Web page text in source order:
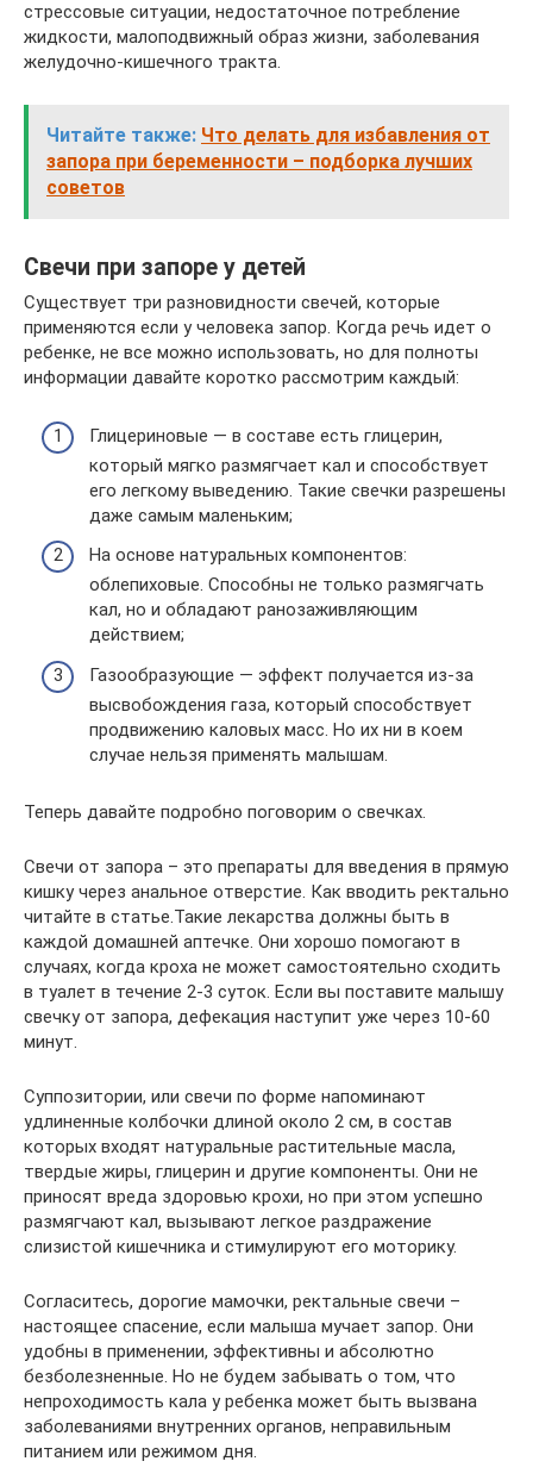
стрессовые ситуации, недостаточное потребление
жидкости, малоподвижный образ жизни, заболевания
желудочно-кишечного тракта.
Читайте также: Что делать для избавления от
запора при беременности – подборка лучших
советов
Свечи при запоре у детей
Существует три разновидности свечей, которые
применяются если у человека запор. Когда речь идет о
ребенке, не все можно использовать, но для полноты
информации давайте коротко рассмотрим каждый:
Глицериновые — в составе есть глицерин,
который мягко размягчает кал и способствует
его легкому выведению. Такие свечки разрешены
даже самым маленьким;
На основе натуральных компонентов:
облепиховые. Способны не только размягчать
кал, но и обладают ранозаживляющим
действием;
Газообразующие — эффект получается из-за
высвобождения газа, который способствует
продвижению каловых масс. Но их ни в коем
случае нельзя применять малышам.
Теперь давайте подробно поговорим о свечках.
Свечи от запора – это препараты для введения в прямую
кишку через анальное отверстие. Как вводить ректально
читайте в статье.Такие лекарства должны быть в
каждой домашней аптечке. Они хорошо помогают в
случаях, когда кроха не может самостоятельно сходить
в туалет в течение 2-3 суток. Если вы поставите малышу
свечку от запора, дефекация наступит уже через 10-60
минут.
Суппозитории, или свечи по форме напоминают
удлиненные колбочки длиной около 2 см, в состав
которых входят натуральные растительные масла,
твердые жиры, глицерин и другие компоненты. Они не
приносят вреда здоровью крохи, но при этом успешно
размягчают кал, вызывают легкое раздражение
слизистой кишечника и стимулируют его моторику.
Согласитесь, дорогие мамочки, ректальные свечи –
настоящее спасение, если малыша мучает запор. Они
удобны в применении, эффективны и абсолютно
безболезненные. Но не будем забывать о том, что
непроходимость кала у ребенка может быть вызвана
заболеваниями внутренних органов, неправильным
питанием или режимом дня.